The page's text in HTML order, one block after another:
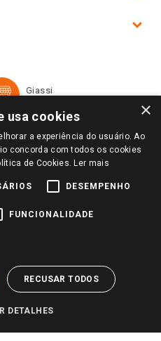
Giassi
×
usa cookies
a experiência do usuário. Ao
concorda com todos os cookies
de Cookies. Ler mais
DESEMPENHO
FUNCIONALIDADE
RECUSAR TODOS
DETALHES